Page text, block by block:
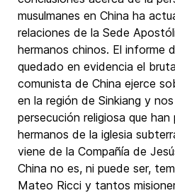
musulmanes en China ha
relaciones de la Sede
hermanos chinos. El informe
quedado en evidencia el
comunista de China ejerce
en la región de Sinkiang y
persecución religiosa que
hermanos de la iglesia
viene de la Compañía de
China no es, ni puede ser,
Mateo Ricci y tantos